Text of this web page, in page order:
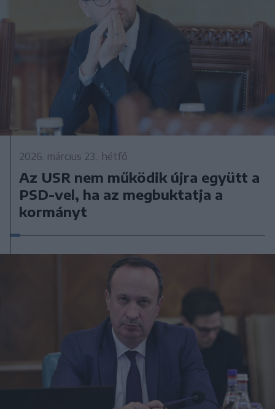
2026. március 23., hétfő
Az USR nem működik újra együtt a
PSD-vel, ha az megbuktatja a
kormányt